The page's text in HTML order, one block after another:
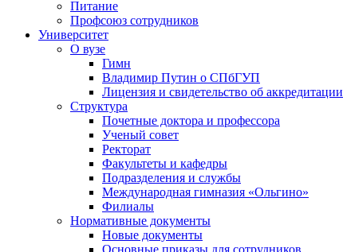
Питание
Профсоюз сотрудников
Университет
О вузе
Гимн
Владимир Путин о СПбГУП
Лицензия и свидетельство об аккредитации
Структура
Почетные доктора и профессора
Ученый совет
Ректорат
Факультеты и кафедры
Подразделения и службы
Международная гимназия «Ольгино»
Филиалы
Нормативные документы
Новые документы
Основные приказы для сотрудников